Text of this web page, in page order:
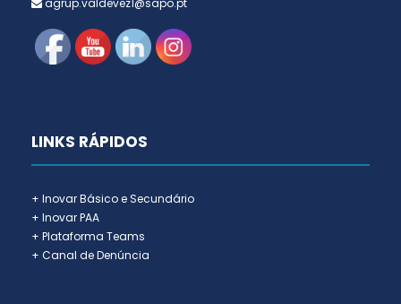
agrup.valdevez1@sapo.pt
LINKS RÁPIDOS
+ Inovar Básico e Secundário
+ Inovar PAA
+ Plataforma Teams
+ Canal de Denúncia